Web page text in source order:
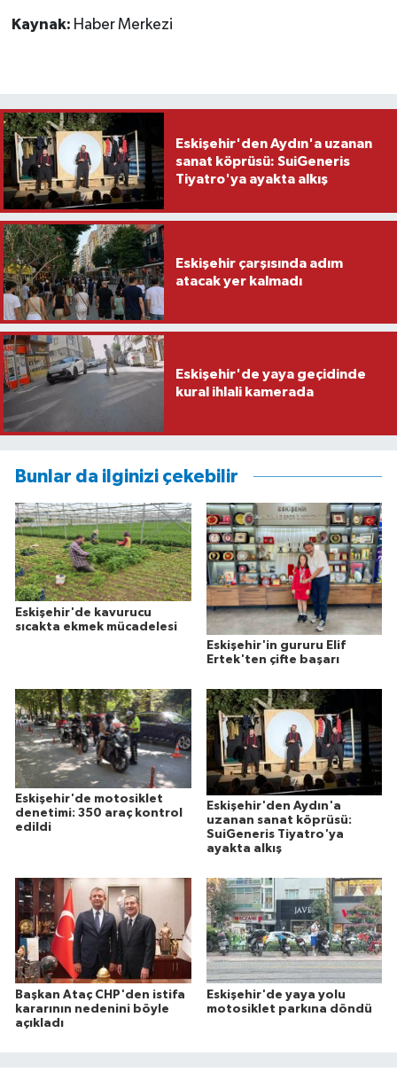
Kaynak: Haber Merkezi
Eskişehir'den Aydın'a uzanan
sanat köprüsü: SuiGeneris
Tiyatro'ya ayakta alkış
Eskişehir çarşısında adım
atacak yer kalmadı
Eskişehir'de yaya geçidinde
kural ihlali kamerada
Bunlar da ilginizi çekebilir
Eskişehir'de kavurucu
sıcakta ekmek mücadelesi
Eskişehir'in gururu Elif
Ertek'ten çifte başarı
Eskişehir'de motosiklet
denetimi: 350 araç kontrol
edildi
Eskişehir'den Aydın'a
uzanan sanat köprüsü:
SuiGeneris Tiyatro'ya
ayakta alkış
Başkan Ataç CHP'den istifa
kararının nedenini böyle
açıkladı
Eskişehir'de yaya yolu
motosiklet parkına döndü